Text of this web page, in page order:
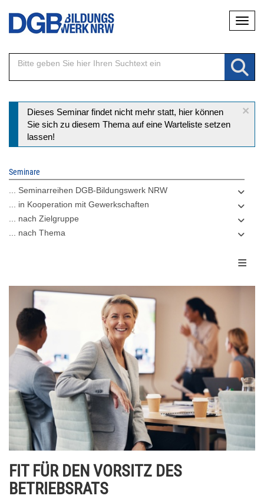
Direkt
Inhalt
×
Statusmeldung
Dieses Seminar findet nicht mehr statt, hier können
Sie sich zu diesem Thema auf eine Warteliste setzen
lassen!
Seminare
... Seminarreihen DGB-Bildungswerk NRW
... in Kooperation mit Gewerkschaften
... nach Zielgruppe
... nach Thema
FIT FÜR DEN VORSITZ DES
BETRIEBSRATS